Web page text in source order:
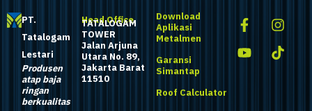
PT.
Tatalogam
Lestari
Produsen
atap baja
ringan
berkualitas
Head Office
TATALOGAM
TOWER
Jalan Arjuna
Utara No. 89,
Jakarta Barat
11510
Download
Aplikasi
Metalmen
Garansi
Simantap
Roof Calculator